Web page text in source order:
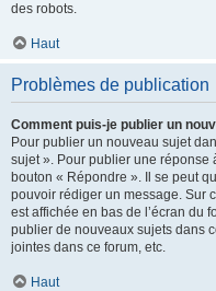
des robots.
Haut
Problèmes de publication
Comment puis-je publier un
Pour publier un nouveau sujet
sujet ». Pour publier une réponse
bouton « Répondre ». Il se peut
pouvoir rédiger un message. Sur
est affichée en bas de l’écran du
publier de nouveaux sujets dans
jointes dans ce forum, etc.
Haut